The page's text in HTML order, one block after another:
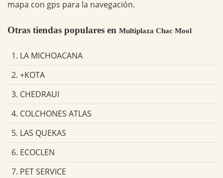
mapa con gps para la navegación.
Otras tiendas populares en Multiplaza Chac Mool
1. LA MICHOACANA
2. +KOTA
3. CHEDRAUI
4. COLCHONES ATLAS
5. LAS QUEKAS
6. ECOCLEN
7. PET SERVICE